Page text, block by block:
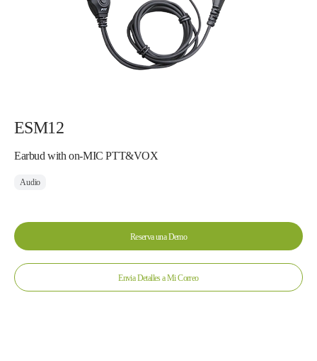
ESM12
Earbud with on-MIC PTT&VOX
Audio
Reserva una Demo
Envia Detalles a Mi Correo